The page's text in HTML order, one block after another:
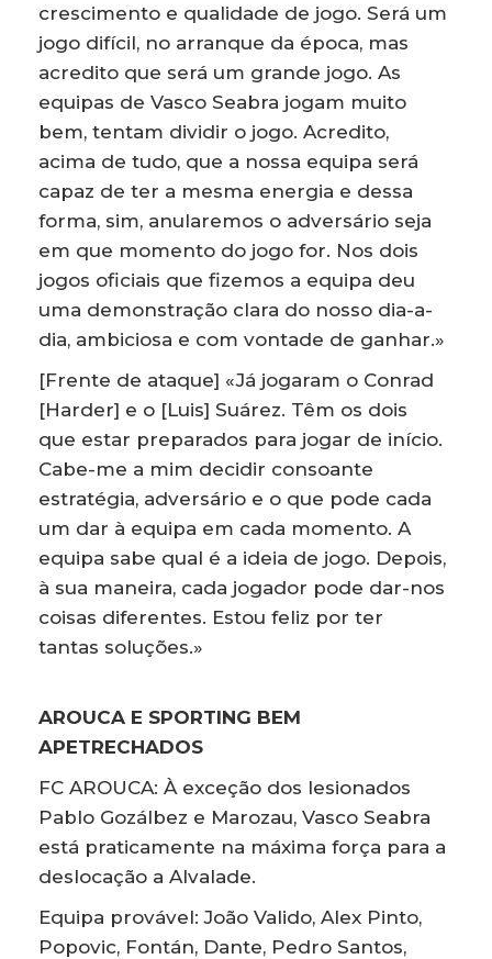
crescimento e qualidade de jogo. Será um
jogo difícil, no arranque da época, mas
acredito que será um grande jogo. As
equipas de Vasco Seabra jogam muito
bem, tentam dividir o jogo. Acredito,
acima de tudo, que a nossa equipa será
capaz de ter a mesma energia e dessa
forma, sim, anularemos o adversário seja
em que momento do jogo for. Nos dois
jogos oficiais que fizemos a equipa deu
uma demonstração clara do nosso dia-a-
dia, ambiciosa e com vontade de ganhar.»
[Frente de ataque] «Já jogaram o Conrad
[Harder] e o [Luis] Suárez. Têm os dois
que estar preparados para jogar de início.
Cabe-me a mim decidir consoante
estratégia, adversário e o que pode cada
um dar à equipa em cada momento. A
equipa sabe qual é a ideia de jogo. Depois,
à sua maneira, cada jogador pode dar-nos
coisas diferentes. Estou feliz por ter
tantas soluções.»
AROUCA E SPORTING BEM
APETRECHADOS
FC AROUCA: À exceção dos lesionados
Pablo Gozálbez e Marozau, Vasco Seabra
está praticamente na máxima força para a
deslocação a Alvalade.
Equipa provável: João Valido, Alex Pinto,
Popovic, Fontán, Dante, Pedro Santos,